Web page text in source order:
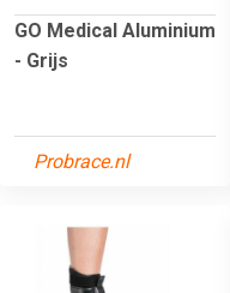
GO Medical Aluminium
- Grijs
Probrace.nl